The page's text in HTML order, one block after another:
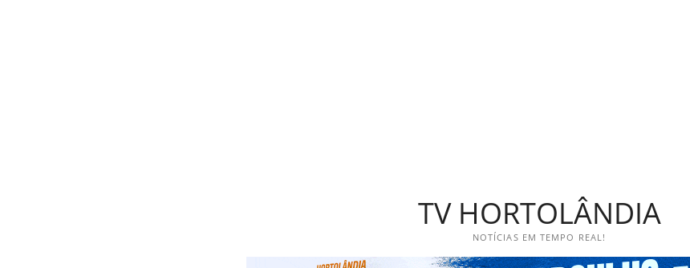
TV HORTOLÂNDIA
NOTÍCIAS EM TEMPO REAL!